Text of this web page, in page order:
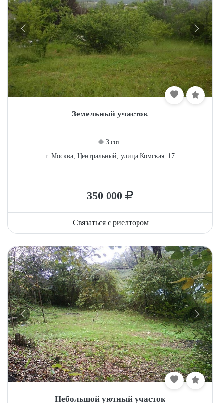
Земельный участок
3 сот.
г. Москва, Центральный, улица Комская, 17
350 000
Связаться с риелтором
Небольшой уютный участок